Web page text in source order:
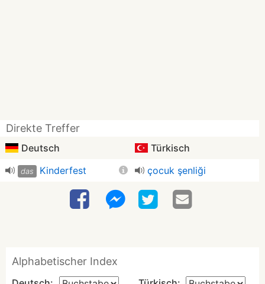
Direkte Treffer
Deutsch Türkisch
das Kinderfest çocuk şenliği
Alphabetischer Index